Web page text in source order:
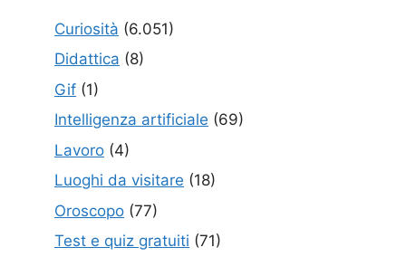
Curiosità (6.051)
Didattica (8)
Gif (1)
Intelligenza artificiale (69)
Lavoro (4)
Luoghi da visitare (18)
Oroscopo (77)
Test e quiz gratuiti (71)